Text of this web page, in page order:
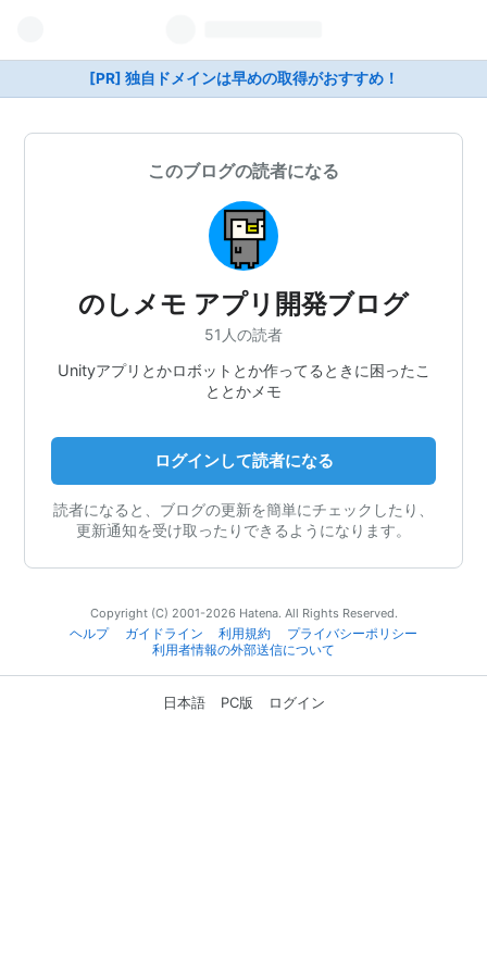
[PR] 独自ドメインは早めの取得がおすすめ！
このブログの読者になる
のしメモ アプリ開発ブログ
51人の読者
Unityアプリとかロボットとか作ってるときに困ったこ
ととかメモ
ログインして読者になる
読者になると、ブログの更新を簡単にチェックしたり、
更新通知を受け取ったりできるようになります。
Copyright (C) 2001-2026 Hatena. All Rights Reserved.
ヘルプ
ガイドライン 利用規約
プライバシーポリシー
利用者情報の外部送信について
日本語 PC版 ログイン